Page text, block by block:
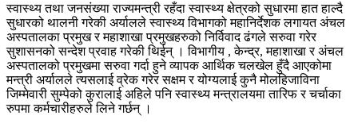
स्वास्थ्य तथा जनसंख्या राज्यमन्त्री रहँदा स्वास्थ्य क्षेत्रको सुधारमा हात हाल्दै
सुधारको थालनी गरेकी अर्यालले स्वास्थ्य विभागको महानिर्देशक लगायत अंचल
अस्पतालका प्रमुख र महाशाखा प्रमुखहरुको निर्विवाद ढंगले सरुवा गरेर
सुशासनको सन्देश प्रवाह गरेकी थिईन् । विभागीय , केन्द्र, महाशाखा र अंचल
अस्पतालको प्रमुखमा सरुवा गर्दा हुने व्यापक आर्थिक चलखेल हुँदै आएकोमा
मन्त्री अर्यालले त्यसलाई व्रेक गरेर सक्षम र योग्यलाई कुनै मोलहिजाविना
जिम्मेवारी सुम्पेको कुरालाई अहिले पनि स्वास्थ्य मन्त्रालयमा तारिफ र चर्चाका
रुपमा कर्मचारीहरुले लिने गर्छन् ।